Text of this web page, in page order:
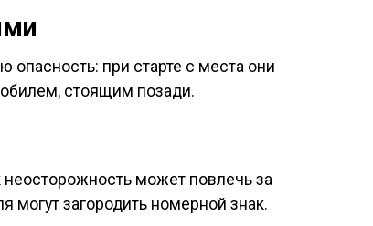
опасность: при старте с места они
стоящим позади.
может повлечь за
загородить номерной знак.